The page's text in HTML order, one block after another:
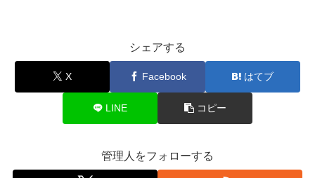
シェアする
X Facebook はてブ
LINE コピー
管理人をフォローする